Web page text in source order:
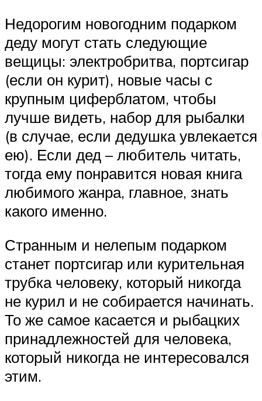
Недорогим новогодним подарком
деду могут стать следующие
вещицы: электробритва, портсигар
(если он курит), новые часы с
крупным циферблатом, чтобы
лучше видеть, набор для рыбалки
(в случае, если дедушка увлекается
ею). Если дед – любитель читать,
тогда ему понравится новая книга
любимого жанра, главное, знать
какого именно.
Странным и нелепым подарком
станет портсигар или курительная
трубка человеку, который никогда
не курил и не собирается начинать.
То же самое касается и рыбацких
принадлежностей для человека,
который никогда не интересовался
этим.